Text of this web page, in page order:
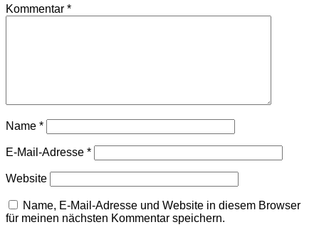
Kommentar *
Name *
E-Mail-Adresse *
Website
Name, E-Mail-Adresse und Website in diesem Browser
für meinen nächsten Kommentar speichern.